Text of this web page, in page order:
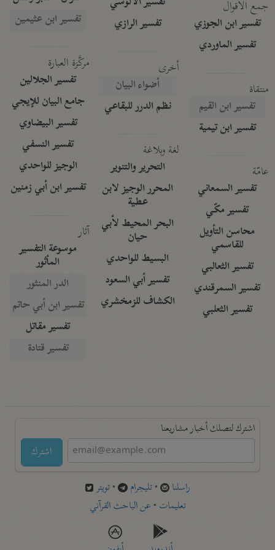
جمع الأقوال
تفسير ابن الجوزي
تفسير الماوردي
منتقاة
تفسير ابن القيم
تفسير ابن تيمية
عامّة
تفسير السمعاني
تفسير مكّي
محاسن التأويل
للقاسمي
تفسير الثعالبي
تفسير السمرقندي
تفسير الثعلبي
تفسير الرازي
أخرى
أضواء البيان
نظم الدرر للبقاعي
لغة وبلاغة
التحرير والتنوير
المحرر الوجيز لابن
عطية
البحر المحيط لأبي
حيان
البسيط للواحدي
تفسير أبي السعود
الكشاف للزمخشري
تفسير ابن عثيمين
مركَّزة العبارة
تفسير الجلالين
جامع البيان للإيجي
تفسير البيضاوي
تفسير النسفي
الوجيز للواحدي
تفسير ابن أبي زمنين
آثار
موسوعة التفسير
المأثور
الدر المنثور
تفسير ابن أبي حاتم
تفسير مقاتل
تفسير قتادة
اشترك لتصلك أخبار مشاريعنا
اشترك
راسلنا •تليجرام •تويتر
تعليمات •عن الباحث القرآني